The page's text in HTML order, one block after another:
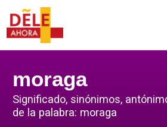
moraga
Significado, sinónimos,
de la palabra: moraga